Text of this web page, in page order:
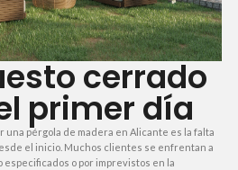
cerrado
primer día
una pérgola de madera en Alicante es la falta
el inicio. Muchos clientes se enfrentan a
o por imprevistos en la